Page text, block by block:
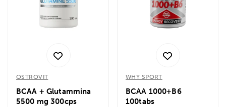
OSTROVIT
BCAA + Glutammina
5500 mg 300cps
WHY SPORT
BCAA 1000+B6
100tabs